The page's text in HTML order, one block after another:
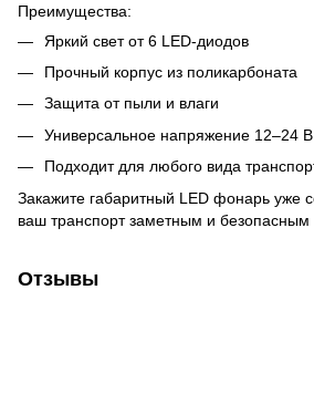
Преимущества:
Яркий свет от 6 LED-диодов
Прочный корпус из поликарбоната
Защита от пыли и влаги
Универсальное напряжение 12–24 В
Подходит для любого вида
Закажите габаритный LED фонарь уже
ваш транспорт заметным и безопасным
Отзывы